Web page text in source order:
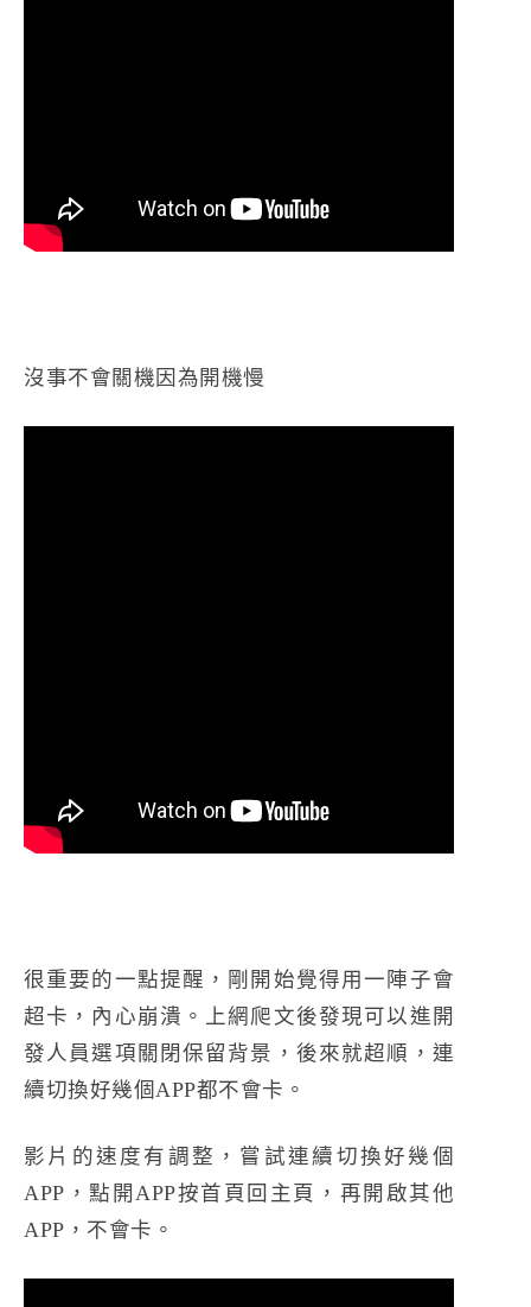
沒事不會關機因為開機慢
很重要的一點提醒，剛開始覺得用一陣子會
超卡，內心崩潰。上網爬文後發現可以進開
發人員選項關閉保留背景，後來就超順，連
續切換好幾個APP都不會卡。
影片的速度有調整，嘗試連續切換好幾個
APP，點開APP按首頁回主頁，再開啟其他
APP，不會卡。